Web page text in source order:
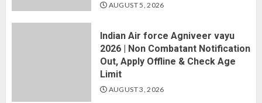
AUGUST 5, 2026
Indian Air force Agniveer vayu
2026 | Non Combatant Notification
Out, Apply Offline & Check Age
Limit
AUGUST 3, 2026